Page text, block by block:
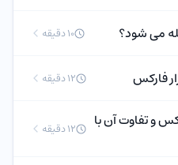
می شود؟ 10 دقیقه
فارکس 12 دقیقه
و تفاوت آن با 12 دقیقه